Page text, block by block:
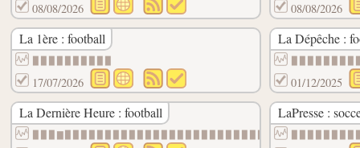
08/08/2026 08/08/2026
La 1ère : football
17/07/2026
La Dépêche :
01/12/2025
La Dernière Heure : football LaPresse :